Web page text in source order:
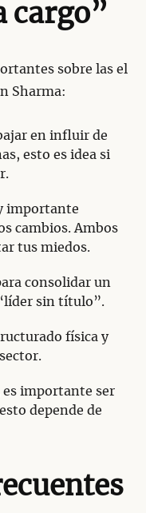
cargo”
sobre las el
Sharma:
en influir de
esto es idea si
importante
cambios. Ambos
tus miedos.
consolidar un
sin título”.
física y
importante ser
depende de